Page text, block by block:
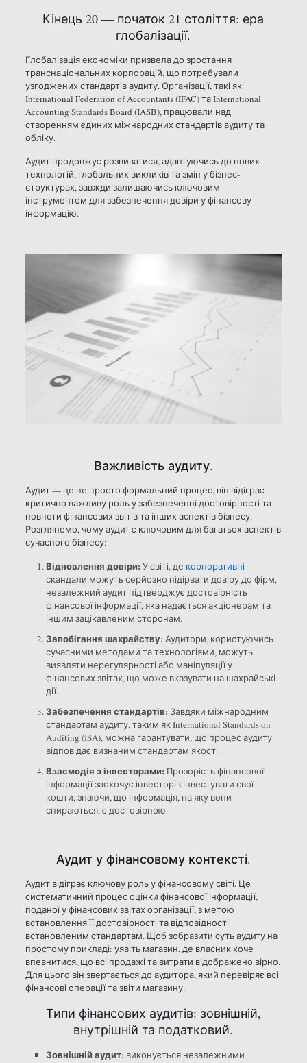
Кінець 20 — початок 21 століття: ера
глобалізації.
Глобалізація економіки призвела до зростання
транснаціональних корпорацій, що потребували
узгоджених стандартів аудиту. Організації, такі як
International Federation of Accountants (IFAC) та International
Accounting Standards Board (IASB), працювали над
створенням єдиних міжнародних стандартів аудиту та
обліку.
Аудит продовжує розвиватися, адаптуючись до нових
технологій, глобальних викликів та змін у бізнес-
структурах, завжди залишаючись ключовим
інструментом для забезпечення довіри у фінансову
інформацію.
Важливість аудиту.
Аудит — це не просто формальний процес, він відіграє
критично важливу роль у забезпеченні достовірності та
повноти фінансових звітів та інших аспектів бізнесу.
Розглянемо, чому аудит є ключовим для багатьох аспектів
сучасного бізнесу:
Відновлення довіри: У світі, де корпоративні
скандали можуть серйозно підірвати довіру до фірм,
незалежний аудит підтверджує достовірність
фінансової інформації, яка надається акціонерам та
іншим зацікавленим сторонам.
Запобігання шахрайству: Аудитори, користуючись
сучасними методами та технологіями, можуть
виявляти нерегулярності або маніпуляції у
фінансових звітах, що може вказувати на шахрайські
дії.
Забезпечення стандартів: Завдяки міжнародним
стандартам аудиту, таким як International Standards on
Auditing (ISA), можна гарантувати, що процес аудиту
відповідає визнаним стандартам якості.
Взаємодія з інвесторами: Прозорість фінансової
інформації заохочує інвесторів інвестувати свої
кошти, знаючи, що інформація, на яку вони
спираються, є достовірною.
Аудит у фінансовому контексті.
Аудит відіграє ключову роль у фінансовому світі. Це
систематичний процес оцінки фінансової інформації,
поданої у фінансових звітах організації, з метою
встановлення її достовірності та відповідності
встановленим стандартам. Щоб зобразити суть аудиту на
простому прикладі: уявіть магазин, де власник хоче
впевнитися, що всі продажі та витрати відображено вірно.
Для цього він звертається до аудитора, який перевіряє всі
фінансові операції та звіти магазину.
Типи фінансових аудитів: зовнішній,
внутрішній та податковий.
Зовнішній аудит: виконується незалежними